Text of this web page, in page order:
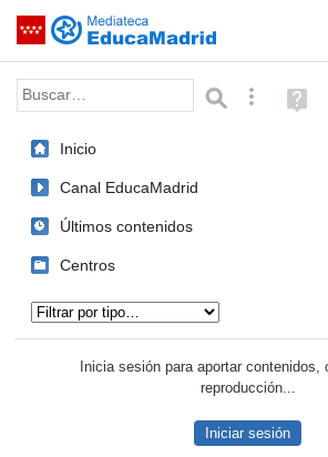
Saltar navegación
Palabra o frase: BúsquedaAyuda
(en
Inicio
Canal EducaMadrid
Últimos contenidos
Centros
Inicia sesión para aportar contenidos,
reproducción...
Iniciar sesión